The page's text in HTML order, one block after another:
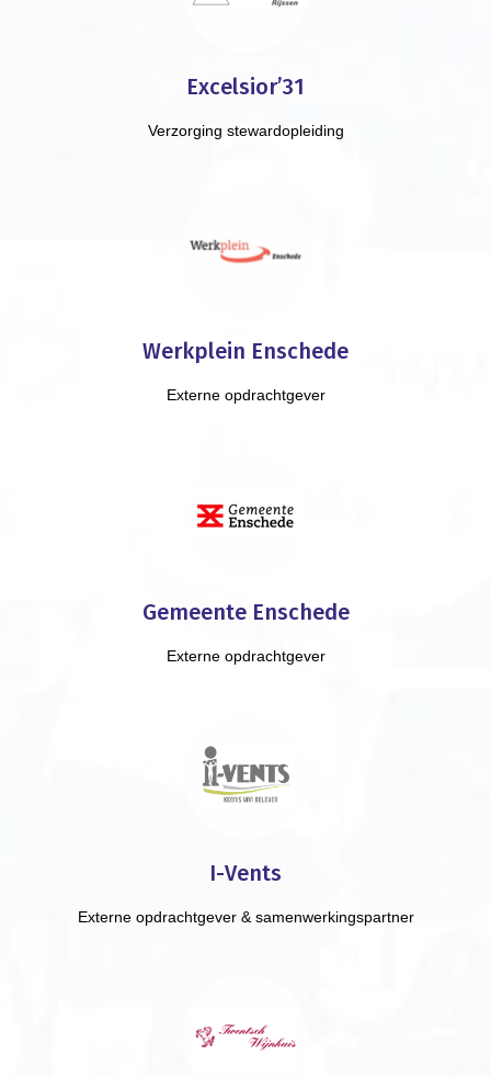
Excelsior’31
Verzorging stewardopleiding
Werkplein Enschede
Externe opdrachtgever
Gemeente Enschede
Externe opdrachtgever
I-Vents
Externe opdrachtgever & samenwerkingspartner